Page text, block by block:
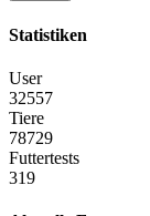
Statistiken
User
32557
Tiere
78729
Futtertests
319